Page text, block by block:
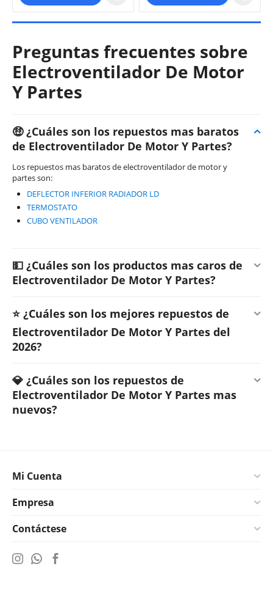
Preguntas frecuentes sobre
Electroventilador De Motor
Y Partes
🤑 ¿Cuáles son los repuestos mas baratos
de Electroventilador De Motor Y Partes?
Los repuestos mas baratos de electroventilador de motor y
partes son:
DEFLECTOR INFERIOR RADIADOR LD
TERMOSTATO
CUBO VENTILADOR
💵 ¿Cuáles son los productos mas caros de
Electroventilador De Motor Y Partes?
⭐ ¿Cuáles son los mejores repuestos de
Electroventilador De Motor Y Partes del
2026?
💎 ¿Cuáles son los repuestos de
Electroventilador De Motor Y Partes mas
nuevos?
Mi Cuenta
Empresa
Contáctese